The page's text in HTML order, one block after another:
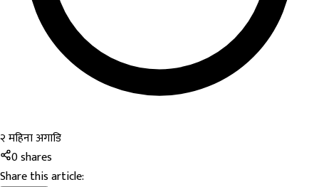
२ महिना अगाडि
0shares
Share this article: